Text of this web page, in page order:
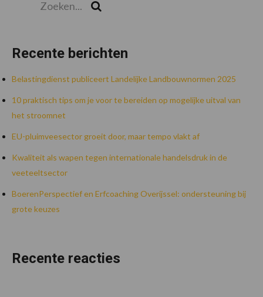
Recente berichten
Belastingdienst publiceert Landelijke Landbouwnormen 2025
10 praktisch tips om je voor te bereiden op mogelijke uitval van
het stroomnet
EU-pluimveesector groeit door, maar tempo vlakt af
Kwaliteit als wapen tegen internationale handelsdruk in de
veeteeltsector
BoerenPerspectief en Erfcoaching Overijssel: ondersteuning bij
grote keuzes
Recente reacties